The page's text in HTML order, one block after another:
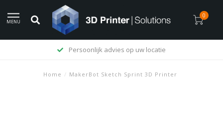
MENU
0
Persoonlijk advies op uw locatie
Home / MakerBot Sketch Sprint 3D Printer